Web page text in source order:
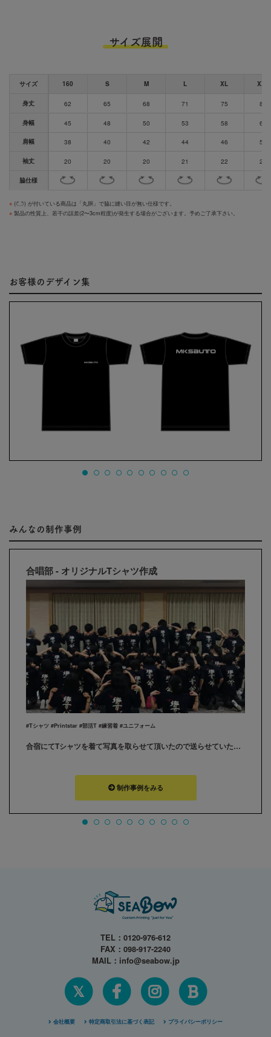
サイズ展開
サイズ 160 S M L XL XXL
身丈 62 65 68 71 75 80
身幅 45 48 50 53 58 63
肩幅 38 40 42 44 46 51
袖丈 20 20 20 21 22 24
脇仕様
※ (
) が付いている商品は「丸胴」で脇に縫い目が無い仕様です。
※ 製品の性質上、若干の誤差(2〜3cm程度)が発生する場合がございます。予めご了承下さい。
お客様のデザイン集
みんなの制作事例
合唱部 - オリジナルTシャツ作成
#Tシャツ #Printstar #部活T #練習着 #ユニフォーム
合宿にてTシャツを着て写真を取らせて頂いたので送らせていただきます！ みんな喜んでくれました😍ありがとうございました！
制作事例をみる
TEL： 0120-976-612
FAX：098-917-2240
MAIL： info@seabow.jp
𝕏
会社概要 特定商取引法に基づく表記 プライバシーポリシー